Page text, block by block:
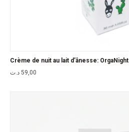
Crème de nuit au lait d’ânesse: OrgaNight
59,00 د.ت